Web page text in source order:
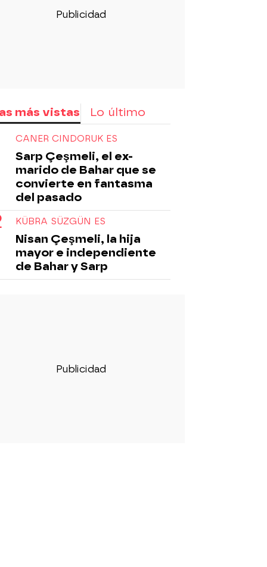
más vistas Lo último
CANER CINDORUK ES
Sarp Çeşmeli, el ex-
marido de Bahar que se
convierte en fantasma
del pasado
KÜBRA SÜZGÜN ES
Nisan Çeşmeli, la hija
mayor e independiente
de Bahar y Sarp